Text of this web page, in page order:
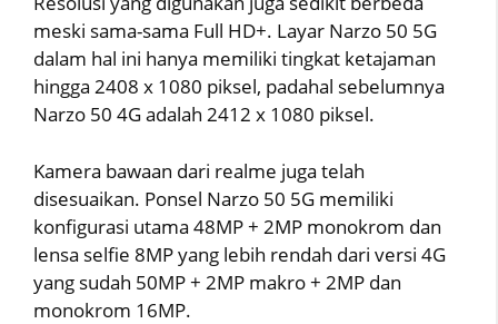
meski sama-sama Full HD+. Layar Narzo 50 5G
dalam hal ini hanya memiliki tingkat ketajaman
hingga 2408 x 1080 piksel, padahal sebelumnya
Narzo 50 4G adalah 2412 x 1080 piksel.
Kamera bawaan dari realme juga telah
disesuaikan. Ponsel Narzo 50 5G memiliki
konfigurasi utama 48MP + 2MP monokrom dan
lensa selfie 8MP yang lebih rendah dari versi 4G
yang sudah 50MP + 2MP makro + 2MP dan
monokrom 16MP.